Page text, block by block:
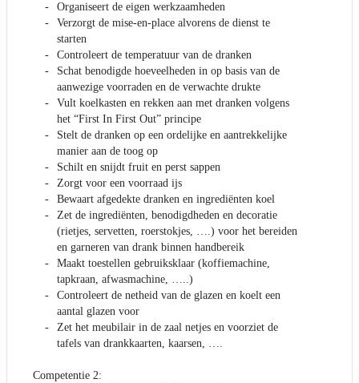
Organiseert de eigen werkzaamheden
Verzorgt de mise-en-place alvorens de dienst te
starten
Controleert de temperatuur van de dranken
Schat benodigde hoeveelheden in op basis van de
aanwezige voorraden en de verwachte drukte
Vult koelkasten en rekken aan met dranken volgens
het “First In First Out” principe
Stelt de dranken op een ordelijke en aantrekkelijke
manier aan de toog op
Schilt en snijdt fruit en perst sappen
Zorgt voor een voorraad ijs
Bewaart afgedekte dranken en ingrediënten koel
Zet de ingrediënten, benodigdheden en decoratie
(rietjes, servetten, roerstokjes, ….) voor het bereiden
en garneren van drank binnen handbereik
Maakt toestellen gebruiksklaar (koffiemachine,
tapkraan, afwasmachine, …..)
Controleert de netheid van de glazen en koelt een
aantal glazen voor
Zet het meubilair in de zaal netjes en voorziet de
tafels van drankkaarten, kaarsen, ….
Competentie 2: